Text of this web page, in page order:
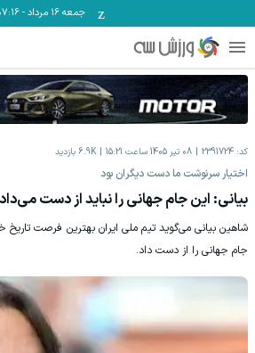
جمعه ۱۶ مرداد -
کد: 2391724 08 تیر 1405 ساعت 15:21 6.9K بازدید
اختیار سرنوشت ما دست دیگران بود
بیانی: این جام جهانی را نباید از دست
شاهین بیانی می‌گوید تیم ملی ایران بهترین فرصت
جام جهانی را از دست داد.